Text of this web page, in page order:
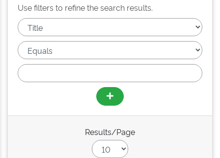
Use filters to refine the search results.
Results/Page